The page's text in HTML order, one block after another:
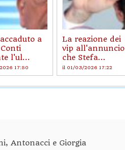
a
l'ul...
17:50
La reazione dei
vip all'annuncio
che Stefa...
il 01/03/2026 17:22
Antonacci e Giorgia